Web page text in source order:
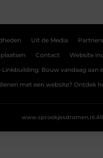
Uit de Media Partners
Contact Website
Linkbuilding: Bouw vandaag aan
met een website? Ontdek
www.sprookjesdromen.nl.